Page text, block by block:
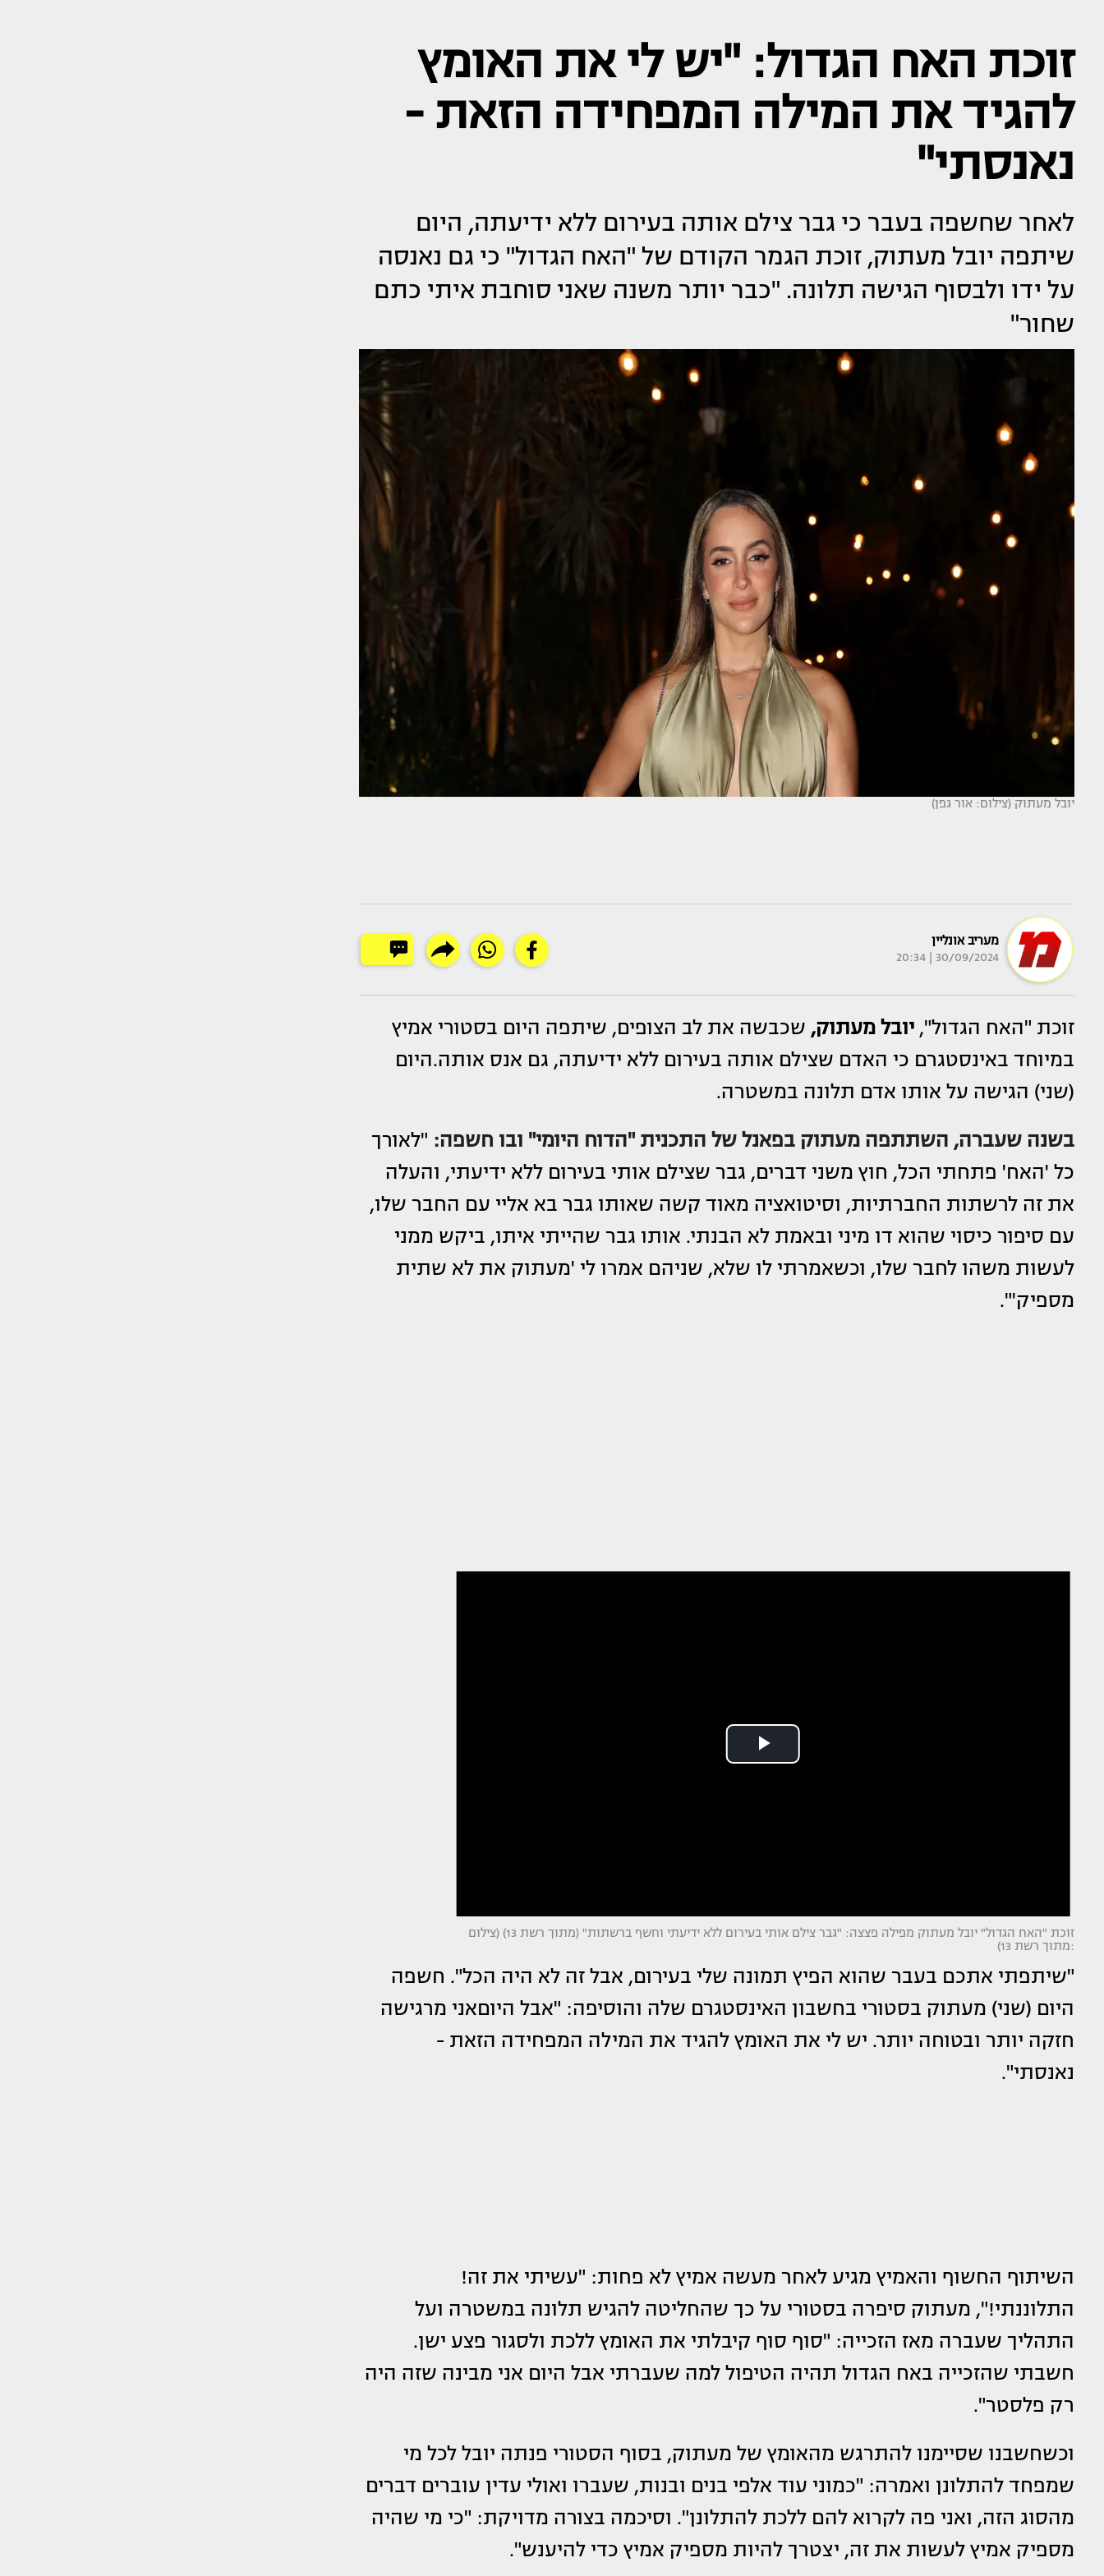
זוכת האח הגדול: "יש לי את האומץ
להגיד את המילה המפחידה הזאת -
נאנסתי"
לאחר שחשפה בעבר כי גבר צילם אותה בעירום ללא ידיעתה, היום
שיתפה יובל מעתוק, זוכת הגמר הקודם של "האח הגדול" כי גם נאנסה
על ידו ולבסוף הגישה תלונה. "כבר יותר משנה שאני סוחבת איתי כתם
שחור"
יובל מעתוק (צילום: אור גפן)
מעריב אונליין
30/09/2024 | 20:34
זוכת "האח הגדול",יובל מעתוק, שכבשה את לב הצופים, שיתפה היום בסטורי אמיץ
במיוחד באינסטגרם כי האדם שצילם אותה בעירום ללא ידיעתה, גם אנס אותה.היום
(שני) הגישה על אותו אדם תלונה במשטרה.
בשנה שעברה, השתתפה מעתוק בפאנל של התכנית "הדוח היומי" ובו חשפה: "לאורך
כל 'האח' פתחתי הכל, חוץ משני דברים, גבר שצילם אותי בעירום ללא ידיעתי, והעלה
את זה לרשתות החברתיות, וסיטואציה מאוד קשה שאותו גבר בא אליי עם החבר שלו,
עם סיפור כיסוי שהוא דו מיני ובאמת לא הבנתי. אותו גבר שהייתי איתו, ביקש ממני
לעשות משהו לחבר שלו, וכשאמרתי לו שלא, שניהם אמרו לי 'מעתוק את לא שתית
מספיק'".
זוכת "האח הגדול" יובל מעתוק מפילה פצצה: "גבר צילם אותי בעירום ללא ידיעתי וחשף ברשתות" (מתוך רשת 13) (צילום
:מתוך רשת 13)
"שיתפתי אתכם בעבר שהוא הפיץ תמונה שלי בעירום, אבל זה לא היה הכל". חשפה
היום (שני) מעתוק בסטורי בחשבון האינסטגרם שלה והוסיפה: "אבל היוםאני מרגישה
חזקה יותר ובטוחה יותר. יש לי את האומץ להגיד את המילה המפחידה הזאת -
נאנסתי".
השיתוף החשוף והאמיץ מגיע לאחר מעשה אמיץ לא פחות: "עשיתי את זה!
התלוננתי!", מעתוק סיפרה בסטורי על כך שהחליטה להגיש תלונה במשטרה ועל
התהליך שעברה מאז הזכייה: "סוף סוף קיבלתי את האומץ ללכת ולסגור פצע ישן.
חשבתי שהזכייה באח הגדול תהיה הטיפול למה שעברתי אבל היום אני מבינה שזה היה
רק פלסטר".
וכשחשבנו שסיימנו להתרגש מהאומץ של מעתוק, בסוף הסטורי פנתה יובל לכל מי
שמפחד להתלונן ואמרה: "כמוני עוד אלפי בנים ובנות, שעברו ואולי עדין עוברים דברים
מהסוג הזה, ואני פה לקרוא להם ללכת להתלונן". וסיכמה בצורה מדויקת: "כי מי שהיה
מספיק אמיץ לעשות את זה, יצטרך להיות מספיק אמיץ כדי להיענש".